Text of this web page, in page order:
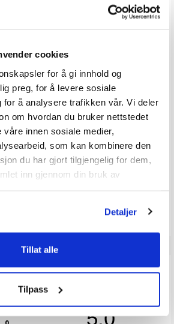
cookies
for å gi innhold og
preg, for å levere sosiale
for å analysere trafikken vår. Vi deler
om hvordan du bruker nettstedet
innen sosiale medier,
som kan kombinere den
du har gjort tilgjengelig for dem,
inn gjennom din bruk av
Detaljer
Tillat alle
Tilpass
(1)5.0 av 5 mulige
100+Tilgjengelig
Omgående
4 varianter
fra6,- Veil. 11,-
med den aktuelle varen.
5 av 5 mulige
Karakter: 4 av 5 mulige5.0